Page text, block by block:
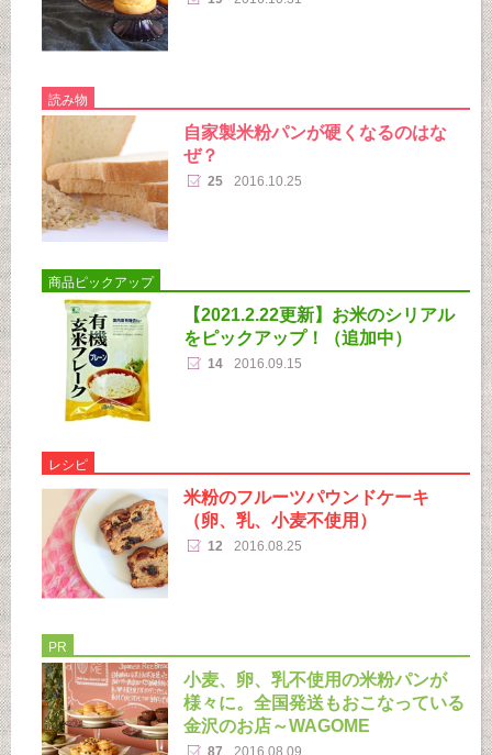
読み物
自家製米粉パンが硬くなるのはな
ぜ？
25 2016.10.25
商品ピックアップ
【2021.2.22更新】お米のシリアル
をピックアップ！（追加中）
14 2016.09.15
レシピ
米粉のフルーツパウンドケーキ
（卵、乳、小麦不使用）
12 2016.08.25
PR
小麦、卵、乳不使用の米粉パンが
様々に。全国発送もおこなっている
金沢のお店～WAGOME
87 2016.08.09